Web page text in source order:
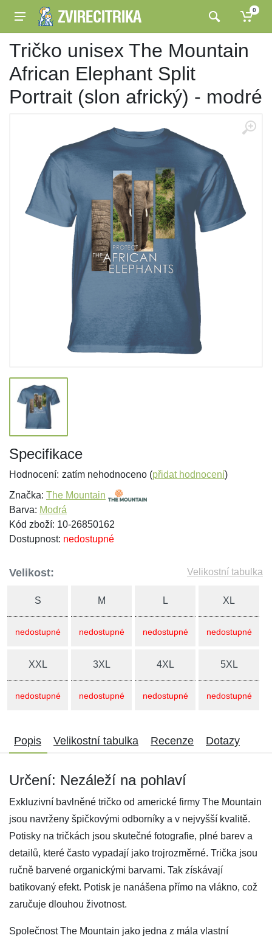
0
Tričko unisex The Mountain
African Elephant Split
Portrait (slon africký) - modré
Specifikace
Hodnocení: zatím nehodnoceno (přidat hodnocení)
Značka: The Mountain
Barva: Modrá
Kód zboží: 10-26850162
Dostupnost: nedostupné
Velikost: Velikostní tabulka
S
nedostupné
M
nedostupné
L
nedostupné
XL
nedostupné
XXL
nedostupné
3XL
nedostupné
4XL
nedostupné
5XL
nedostupné
Popis Velikostní tabulka Recenze Dotazy
Určení: Nezáleží na pohlaví
Exkluzivní bavlněné tričko od americké firmy The Mountain
jsou navrženy špičkovými odborníky a v nejvyšší kvalitě.
Potisky na tričkách jsou skutečné fotografie, plné barev a
detailů, které často vypadají jako trojrozměrné. Trička jsou
ručně barvené organickými barvami. Tak získávají
batikovaný efekt. Potisk je nanášena přímo na vlákno, což
zaručuje dlouhou životnost.
Společnost The Mountain jako jedna z mála vlastní